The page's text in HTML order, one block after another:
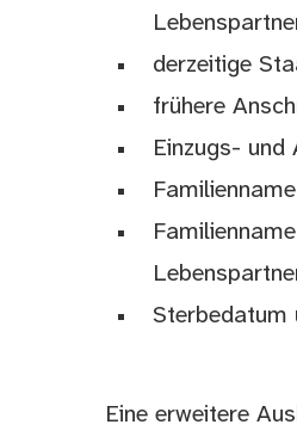
derzeitige
frühere
Einzugs- und
Sterbedatum
Eine erweitere